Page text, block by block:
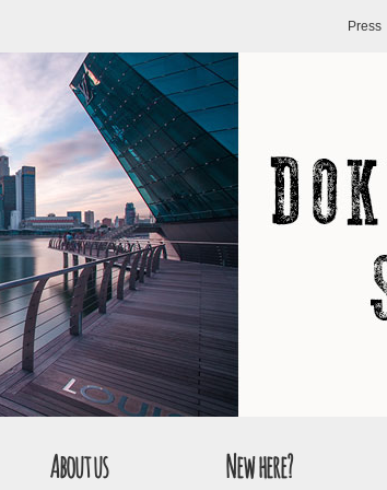
Press
About us New here?